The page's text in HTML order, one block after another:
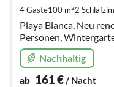
4 Gäste100 m22
Playa Blanca, Neu
Personen,
Nahe Playa Dorada
Nachhaltig
ab 161€ / Nacht